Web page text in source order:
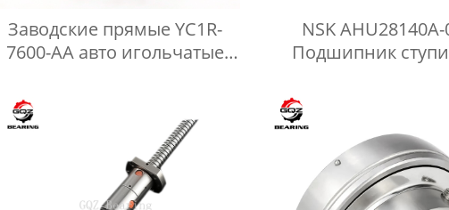
Заводские прямые YC1R-
7600-AA авто игольчатые
NSK
Подшипник
колеса для диска